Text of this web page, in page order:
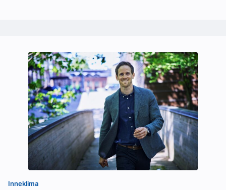
Inneklima